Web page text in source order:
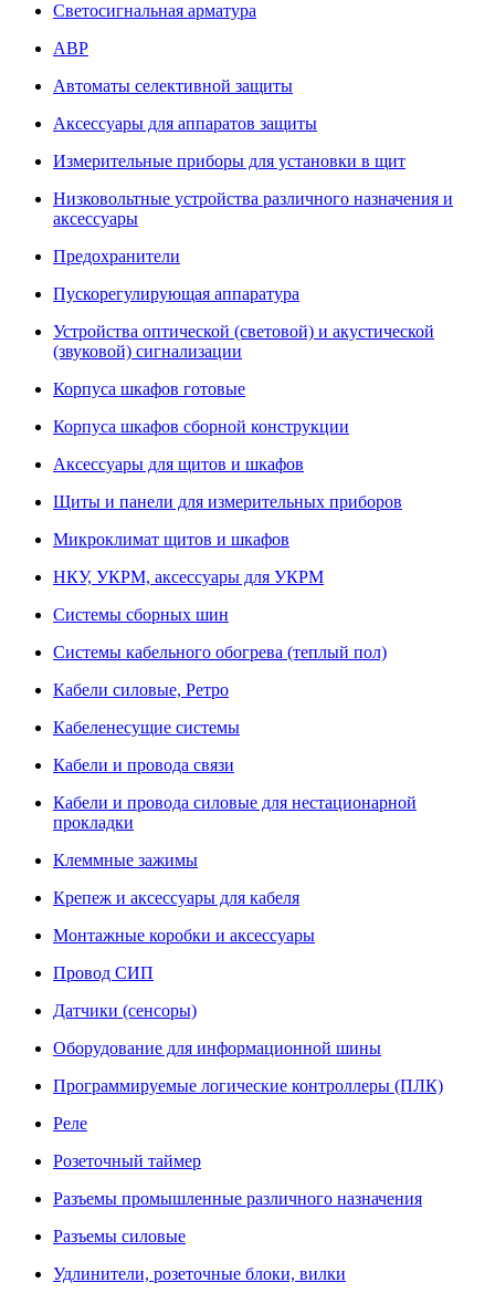
Светосигнальная арматура
АВР
Автоматы селективной защиты
Аксессуары для аппаратов защиты
Измерительные приборы для установки в щит
Низковольтные устройства различного назначения и
аксессуары
Предохранители
Пускорегулирующая аппаратура
Устройства оптической (световой) и акустической
(звуковой) сигнализации
Корпуса шкафов готовые
Корпуса шкафов сборной конструкции
Аксессуары для щитов и шкафов
Щиты и панели для измерительных приборов
Микроклимат щитов и шкафов
НКУ, УКРМ, аксессуары для УКРМ
Системы сборных шин
Системы кабельного обогрева (теплый пол)
Кабели силовые, Ретро
Кабеленесущие системы
Кабели и провода связи
Кабели и провода силовые для нестационарной
прокладки
Клеммные зажимы
Крепеж и аксессуары для кабеля
Монтажные коробки и аксессуары
Провод СИП
Датчики (сенсоры)
Оборудование для информационной шины
Программируемые логические контроллеры (ПЛК)
Реле
Розеточный таймер
Разъемы промышленные различного назначения
Разъемы силовые
Удлинители, розеточные блоки, вилки